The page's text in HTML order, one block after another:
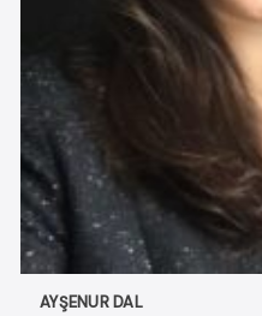
AYŞENUR DAL